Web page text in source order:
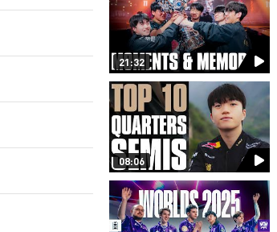
21:32
08:06